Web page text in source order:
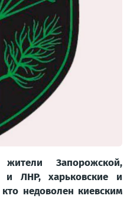
Запорожской,
и ЛНР, харьковские и
недоволен киевским